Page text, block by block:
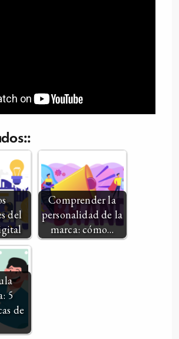
del
Comprender la
personalidad de la
marca: cómo…
5
de